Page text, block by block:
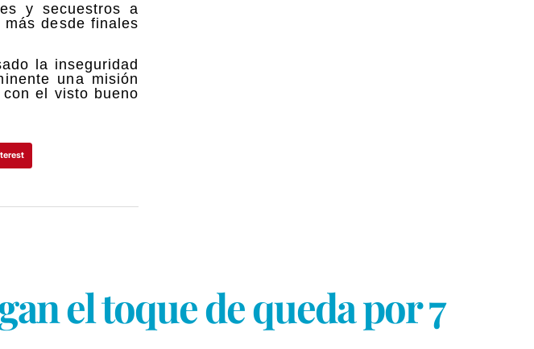
y secuestros a
desde finales
la inseguridad
una misión
el visto bueno
el toque de queda por 7